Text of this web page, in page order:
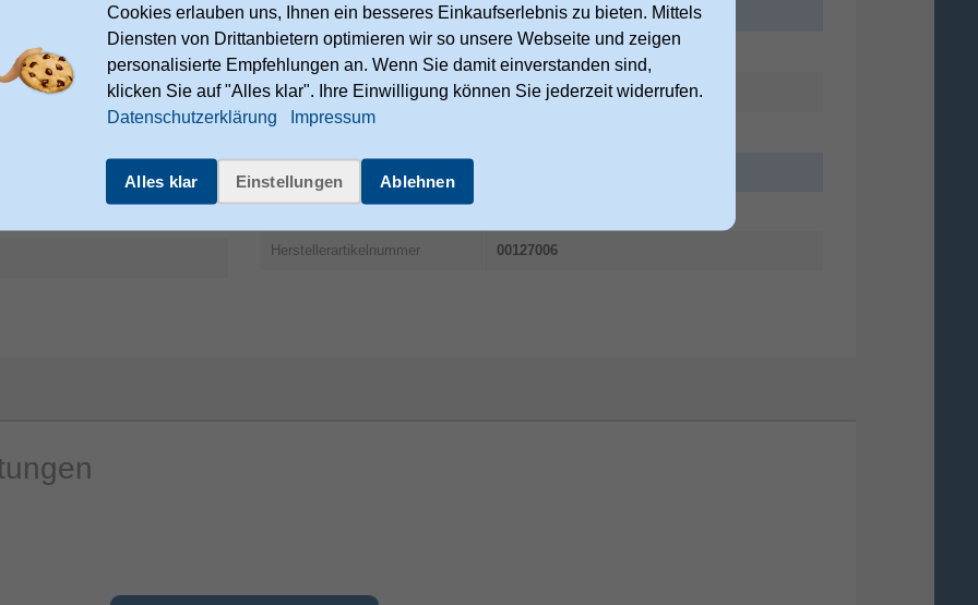
Verpackungsdaten
Verpackungstiefe
Verpackungshöhe 20 mm
Verpackungsbreite
Sonstiges
Herstellerartikelnummer 00127006
Cookies erlauben uns, Ihnen ein besseres Einkaufserlebnis zu bieten. Mittels
Diensten von Drittanbietern optimieren wir so unsere Webseite und zeigen
personalisierte Empfehlungen an. Wenn Sie damit einverstanden sind,
klicken Sie auf "Alles klar". Ihre Einwilligung können Sie jederzeit widerrufen.
Datenschutzerklärung
Impressum
Alles klar Einstellungen Ablehnen